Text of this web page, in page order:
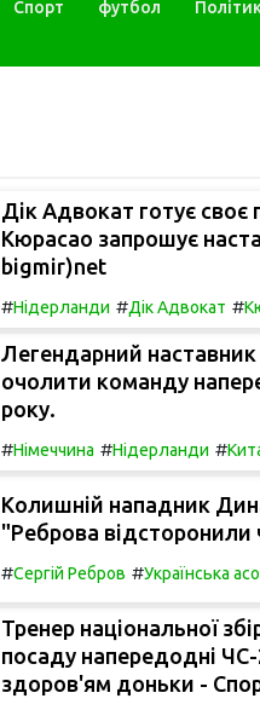
Спорт футбол
Дік Адвокат готує своє
Кюрасао запрошує
bigmir)net
#Нідерланди #Дік Адвокат #
Легендарний
очолити команду
року.
#Німеччина #Нідерланди #
Колишній нападник
"Реброва відсторонили
#Сергій Ребров #Українська
Тренер національної
посаду напередодні
здоров'ям доньки -